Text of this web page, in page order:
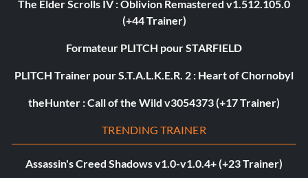
The Elder Scrolls IV : Oblivion Remastered v1.512.105.0
(+44 Trainer)
Formateur PLITCH pour STARFIELD
PLITCH Trainer pour S.T.A.L.K.E.R. 2 : Heart of Chornobyl
theHunter : Call of the Wild v3054373 (+17 Trainer)
TRENDING TRAINER
Assassin's Creed Shadows v1.0-v1.0.4+ (+23 Trainer)